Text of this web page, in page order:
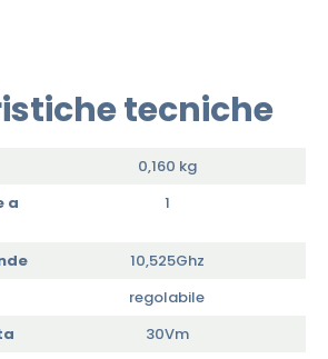
tecniche
0,160 kg
a
1
10,525Ghz
regolabile
30Vm